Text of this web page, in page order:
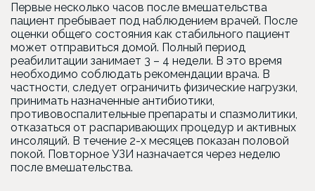
Первые несколько часов после вмешательства
пациент пребывает под наблюдением врачей. После
оценки общего состояния как стабильного пациент
может отправиться домой. Полный период
реабилитации занимает 3 – 4 недели. В это время
необходимо соблюдать рекомендации врача. В
частности, следует ограничить физические нагрузки,
принимать назначенные антибиотики,
противовоспалительные препараты и спазмолитики,
отказаться от распаривающих процедур и активных
инсоляций. В течение 2-х месяцев показан половой
покой. Повторное УЗИ назначается через неделю
после вмешательства.